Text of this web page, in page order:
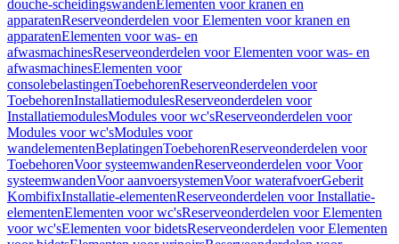
douche-scheidingswandenElementen voor kranen en
apparatenReserveonderdelen voor Elementen voor kranen en
apparatenElementen voor was- en
afwasmachinesReserveonderdelen voor Elementen voor was- en
afwasmachinesElementen voor
consolebelastingenToebehorenReserveonderdelen voor
ToebehorenInstallatiemodulesReserveonderdelen voor
InstallatiemodulesModules voor wc'sReserveonderdelen voor
Modules voor wc'sModules voor
wandelementenBeplatingenToebehorenReserveonderdelen voor
ToebehorenVoor systeemwandenReserveonderdelen voor Voor
systeemwandenVoor aanvoersystemenVoor waterafvoerGeberit
KombifixInstallatie-elementenReserveonderdelen voor Installatie-
elementenElementen voor wc'sReserveonderdelen voor Elementen
voor wc'sElementen voor bidetsReserveonderdelen voor Elementen